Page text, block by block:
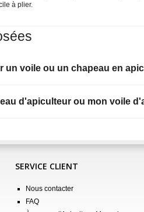
à plier.
un voile ou un chapeau en
d'apiculteur ou mon voile
SERVICE CLIENT
Nous contacter
FAQ